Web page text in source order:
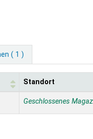
( 1 )
Standort
Geschlossenes